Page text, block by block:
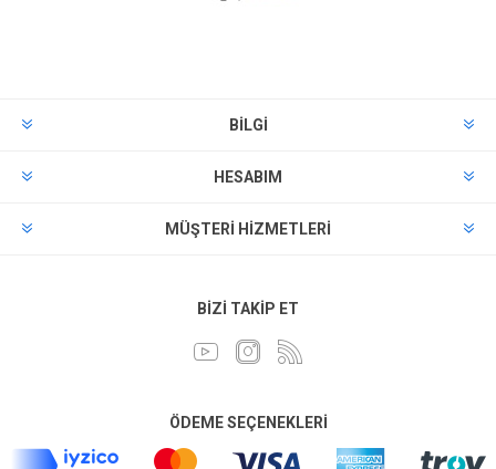
BILGI
HESABIM
MÜŞTERI HIZMETLERI
BIZI TAKIP ET
ÖDEME SEÇENEKLERI